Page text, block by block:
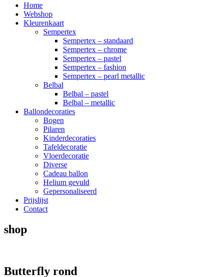
Home
Webshop
Kleurenkaart
Sempertex
Sempertex – standaard
Sempertex – chrome
Sempertex – pastel
Sempertex – fashion
Sempertex – pearl metallic
Belbal
Belbal – pastel
Belbal – metallic
Ballondecoraties
Bogen
Pilaren
Kinderdecoraties
Tafeldecoratie
Vloerdecoratie
Diverse
Cadeau ballon
Helium gevuld
Gepersonaliseerd
Prijslijst
Contact
shop
Butterfly rond